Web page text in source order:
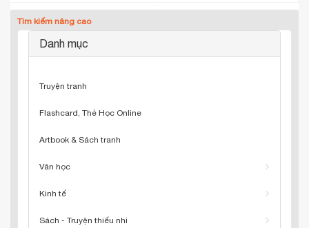
Tìm kiếm nâng cao
Danh mục
Truyện tranh
Flashcard, Thẻ Học Online
Artbook & Sách tranh
Văn học
Kinh tế
Sách - Truyện thiếu nhi